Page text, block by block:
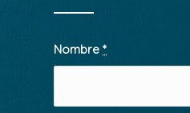
Nombre *